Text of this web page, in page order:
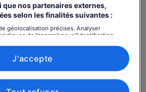
qualifiés
de poids s'appliquent pour les
94 kg - payable à la dropzone
de réserver
que nos partenaires externes,
selon les finalités suivantes :
géolocalisation précises. Analyser
de l’appareil pour l’identification.
mesure de performance des publicités
et développement de services.
(fournisseurs)
J'accepte